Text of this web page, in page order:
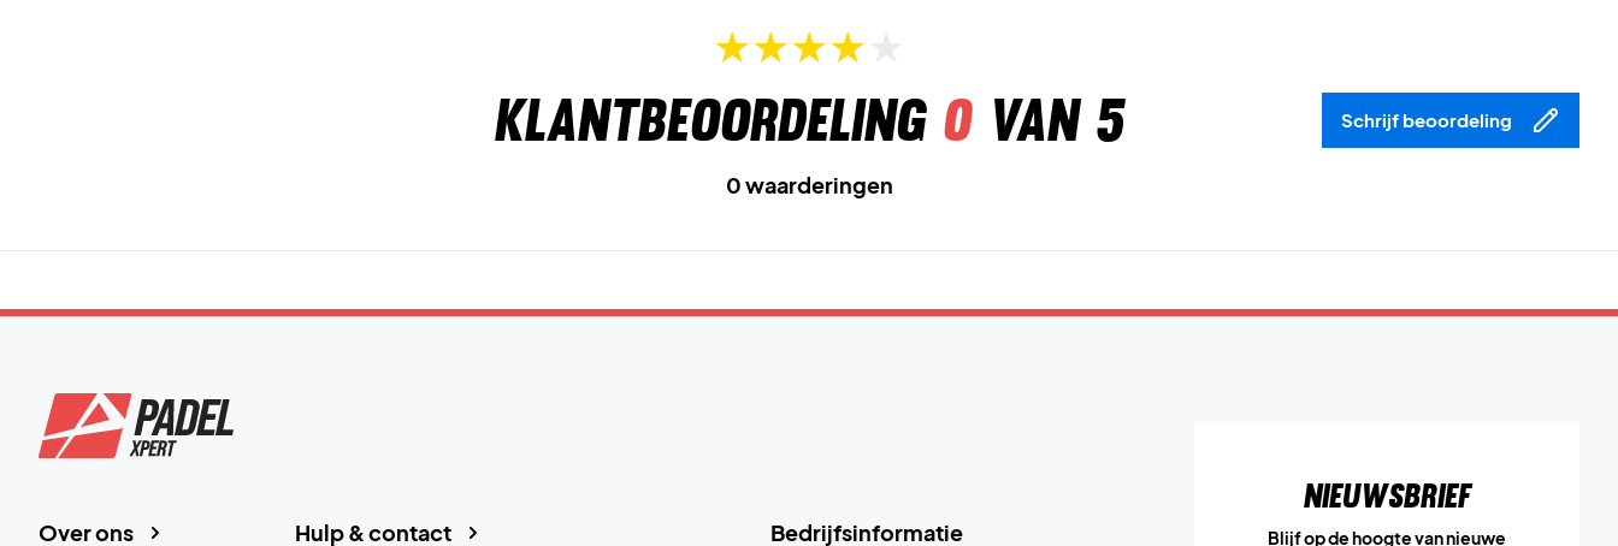
Klantbeoordeling 0van 5 Schrijf beoordeling
0 waarderingen
Bedrijfsinformatie
Hulp & contact
Over ons
Nieuwsbrief
Blijf op de hoogte van nieuwe